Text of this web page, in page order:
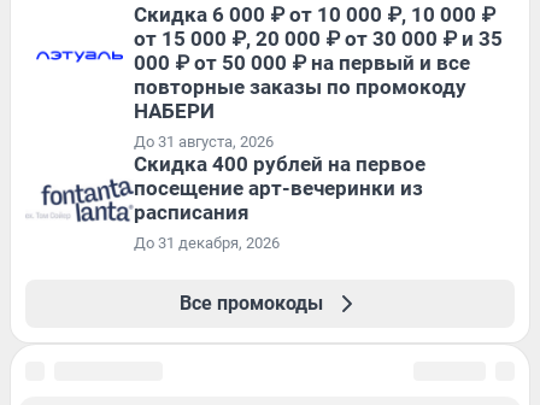
Скидка 6 000 ₽ от 10 000 ₽, 10 000 ₽
от 15 000 ₽, 20 000 ₽ от 30 000 ₽ и 35
000 ₽ от 50 000 ₽ на первый и все
повторные заказы по промокоду
НАБЕРИ
До 31 августа, 2026
Cкидка 400 рублей на первое
посещение арт-вечеринки из
расписания
До 31 декабря, 2026
Все промокоды